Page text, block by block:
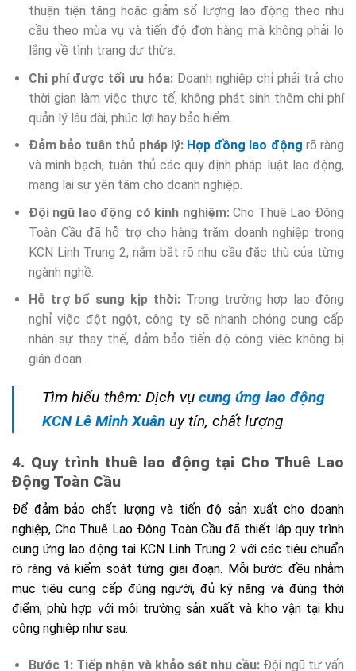
thuận tiện tăng hoặc giảm số lượng lao động theo nhu
cầu theo mùa vụ và tiến độ đơn hàng mà không phải lo
lắng về tình trạng dư thừa.
Chi phí được tối ưu hóa: Doanh nghiệp chỉ phải trả cho
thời gian làm việc thực tế, không phát sinh thêm chi phí
quản lý lâu dài, phúc lợi hay bảo hiểm.
Đảm bảo tuân thủ pháp lý: Hợp đồng lao động rõ ràng
và minh bạch, tuân thủ các quy định pháp luật lao động,
mang lại sự yên tâm cho doanh nghiệp.
Đội ngũ lao động có kinh nghiệm:Cho Thuê Lao Động
Toàn Cầu đã hỗ trợ cho hàng trăm doanh nghiệp trong
KCN Linh Trung 2, nắm bắt rõ nhu cầu đặc thù của từng
ngành nghề.
Hỗ trợ bổ sung kịp thời:Trong trường hợp lao động
nghỉ việc đột ngột, công ty sẽ nhanh chóng cung cấp
nhân sự thay thế, đảm bảo tiến độ công việc không bị
gián đoạn.
Tìm hiểu thêm: Dịch vụ cung ứng lao động
KCN Lê Minh Xuân uy tín, chất lượng
4. Quy trình thuê lao động tại Cho Thuê Lao
Động Toàn Cầu
Để đảm bảo chất lượng và tiến độ sản xuất cho doanh
nghiệp, Cho Thuê Lao Động Toàn Cầu đã thiết lập quy trình
cung ứng lao động tại KCN Linh Trung 2 với các tiêu chuẩn
rõ ràng và kiểm soát từng giai đoạn. Mỗi bước đều nhằm
mục tiêu cung cấp đúng người, đủ kỹ năng và đúng thời
điểm, phù hợp với môi trường sản xuất và kho vận tại khu
công nghiệp như sau:
Bước 1: Tiếp nhận và khảo sát nhu cầu: Đội ngũ tư vấn